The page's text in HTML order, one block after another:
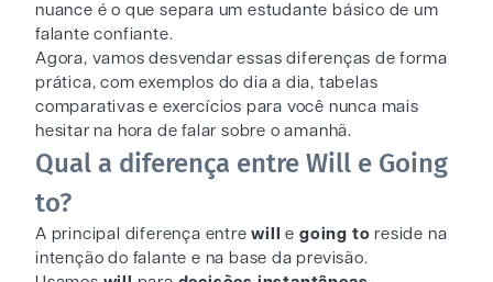
nuance é o que separa um estudante básico de um
falante confiante.
Agora, vamos desvendar essas diferenças de forma
prática, com exemplos do dia a dia, tabelas
comparativas e exercícios para você nunca mais
hesitar na hora de falar sobre o amanhã.
Qual a diferença entre Will e Going
to?
A principal diferença entrewill egoing to reside na
intenção do falante e na base da previsão.